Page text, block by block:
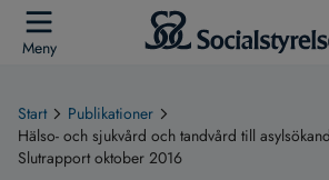
Meny
Start
Publikationer
Hälso- och sjukvård och tandvård till
Slutrapport oktober 2016